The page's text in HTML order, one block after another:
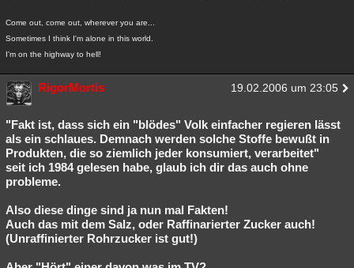
Come out, come out, wherever you are...
Sometimes I think I'm alone in this world.
I'm on the highway to hell!
RigorMortis 19.02.2006 um 23:05
"Fakt ist, dass sich ein "blödes" Volk einfacher regieren lässt
als ein schlaues. Demnach werden solche Stoffe bewußt in
Produkten, die so ziemlich jeder konsumiert, verarbeitet"
seit ich 1984 gelesen habe, glaub ich dir das auch ohne
probleme.
Also diese dinge sind ja nun mal Fakten!
Auch das mit dem Salz, oder Raffinarierter Zucker auch!
(Unraffinierter Rohrzucker ist gut!)